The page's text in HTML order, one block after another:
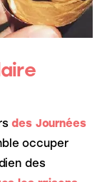
des Journées
occuper
des